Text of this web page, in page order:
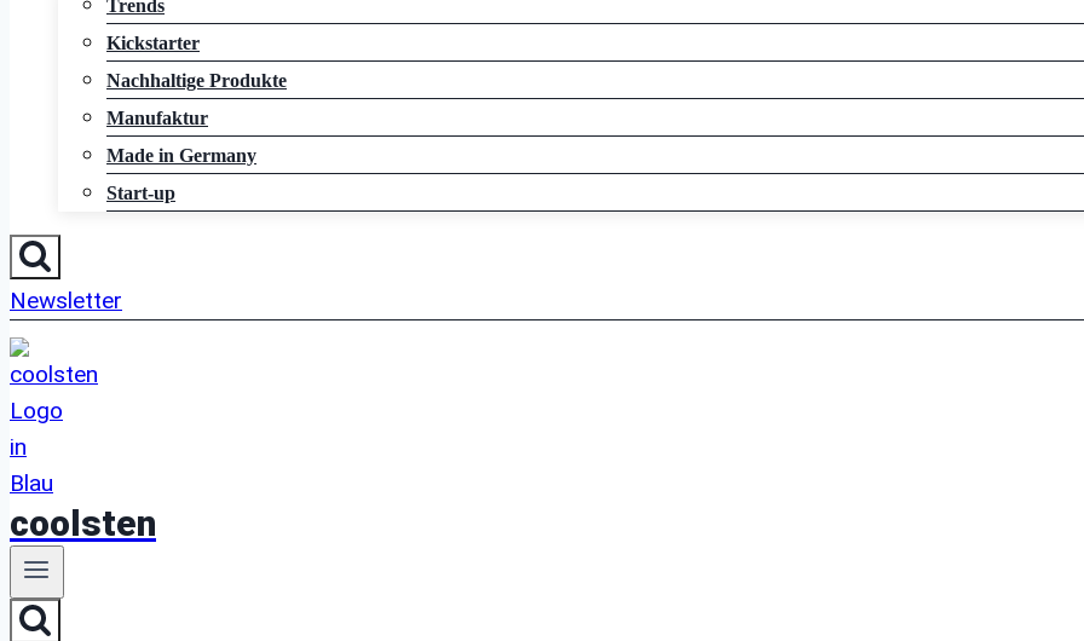
Trends
Kickstarter
Nachhaltige Produkte
Manufaktur
Made in Germany
Start-up
Newsletter
coolsten